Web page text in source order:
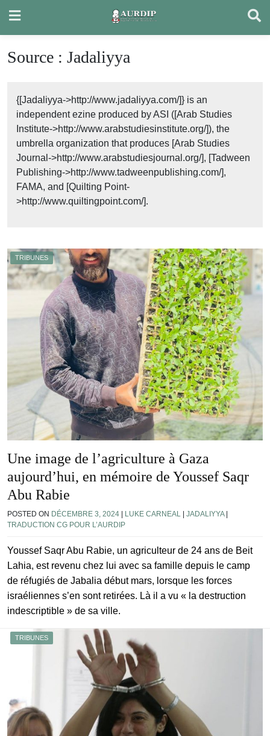
content
Source : Jadaliyya
{[Jadaliyya->http://www.jadaliyya.com/]} is an
independent ezine produced by ASI ([Arab Studies
Institute->http://www.arabstudiesinstitute.org/]), the
umbrella organization that produces [Arab Studies
Journal->http://www.arabstudiesjournal.org/], [Tadween
Publishing->http://www.tadweenpublishing.com/],
FAMA, and [Quilting Point-
>http://www.quiltingpoint.com/].
TRIBUNES
Une image de l’agriculture à Gaza
aujourd’hui, en mémoire de Youssef Saqr
Abu Rabie
POSTED ON DÉCEMBRE 3, 2024 LUKE CARNEAL JADALIYYA|
TRADUCTION CG POUR L’AURDIP
Youssef Saqr Abu Rabie, un agriculteur de 24 ans de Beit
Lahia, est revenu chez lui avec sa famille depuis le camp
de réfugiés de Jabalia début mars, lorsque les forces
israéliennes s’en sont retirées. Là il a vu « la destruction
indescriptible » de sa ville.
TRIBUNES